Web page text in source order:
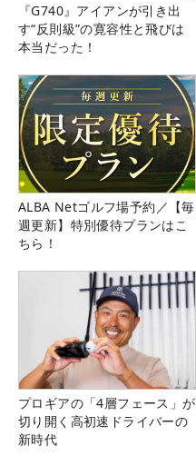
『G740』アイアンが引き出
す“反則級”の寛容性と飛びは
本当だった！
ALBA Netゴルフ場予約／【毎
週更新】特別優待プランはこ
ちら！
プロギアの「4層フェース」が
切り開く高初速ドライバーの
新時代